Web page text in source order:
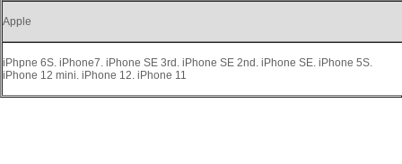
Apple
iPhpne 6S. iPhone7. iPhone SE 3rd. iPhone SE 2nd. iPhone SE. iPhone 5S.
iPhone 12 mini. iPhone 12. iPhone 11